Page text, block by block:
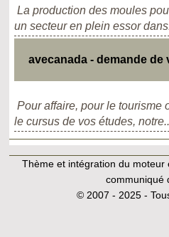
La production des moules
un secteur en plein essor
avecanada - demande de
Pour affaire, pour le tourisme
le cursus de vos études,
Thème et intégration du moteur
communiqué
© 2007 - 2025 -